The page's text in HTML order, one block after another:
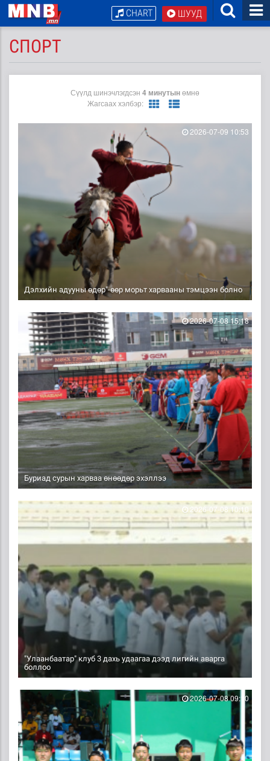
ШУУД
CHART
CПОРТ
Сүүлд шинэчлэгдсэн 4 минутынөмнө
Жагсаах хэлбэр:
Дэлхийн адууны өдөр"-өөр морьт харвааны тэмцээн болно
2026-07-09 10:53
Буриад сурын харваа өнөөдөр эхэллээ
2026-07-08 15:18
"Улаанбаатар" клуб 3 дахь удаагаа дээд лигийн аварга
боллоо
2026-07-08 10:10
2026-07-08 09:10